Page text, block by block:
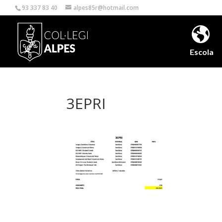
93 337 83 40 alpes85r@hotmail.com
Escola
3EPRI